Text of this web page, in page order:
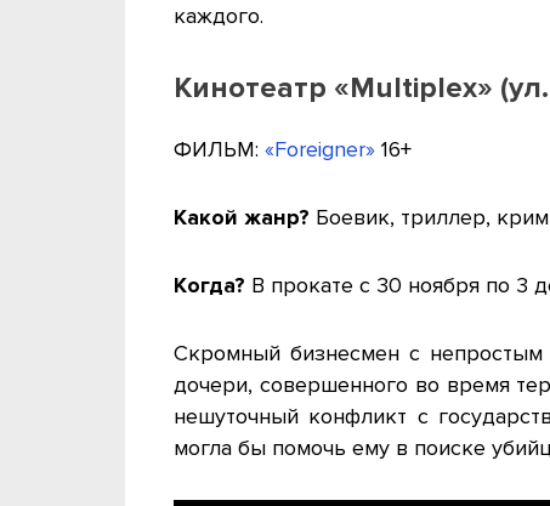
каждого.
Кинотеатр «Multiplex»
ФИЛЬМ: «Foreigner» 16+
Какой жанр? Боевик, триллер,
Когда? В прокате с 30 ноября по 3
Скромный бизнесмен с
дочери, совершенного во время
нешуточный конфликт с
могла бы помочь ему в поиске